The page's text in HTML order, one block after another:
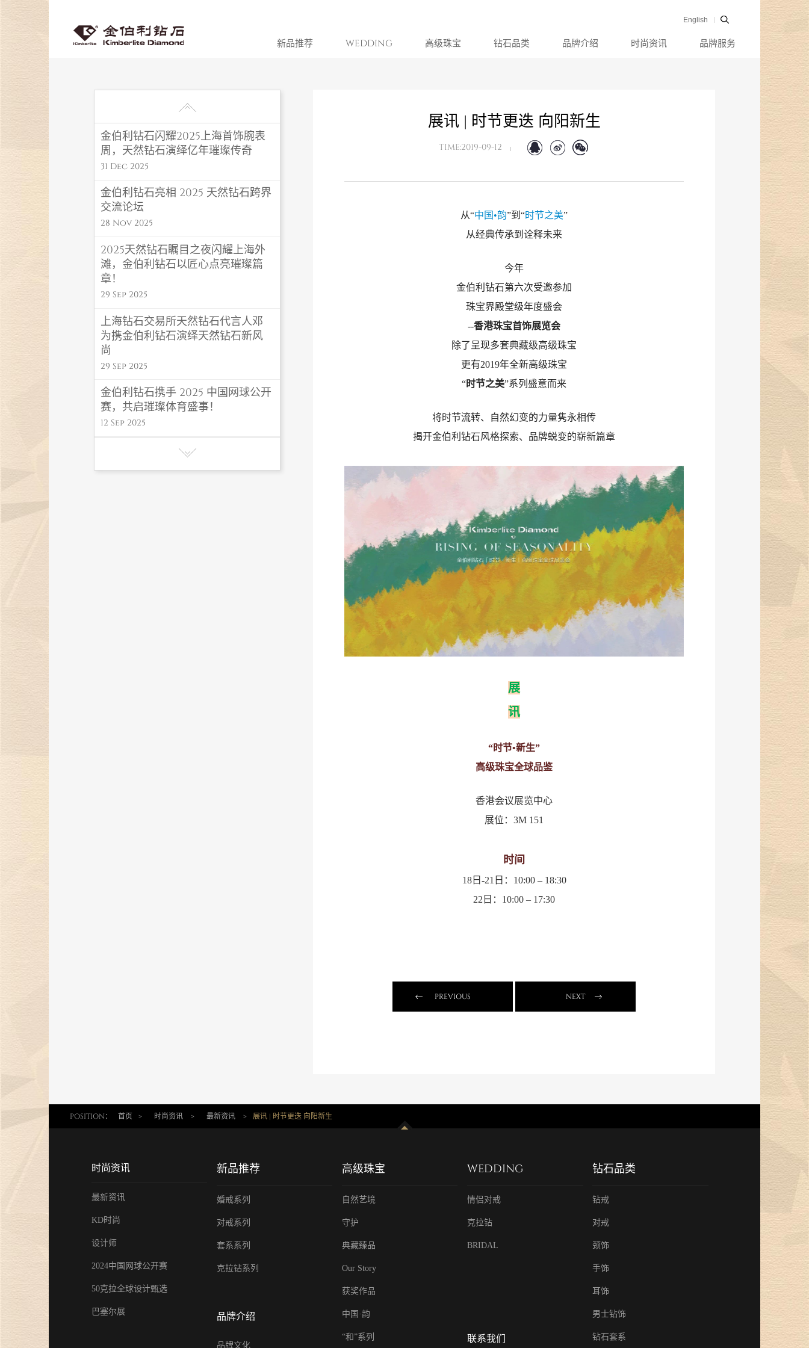
English
新品推荐 WEDDING 高级珠宝 钻石品类 品牌介绍 时尚资讯 品牌服务
金伯利钻石闪耀2025上海首饰腕表
周，天然钻石演绎亿年璀璨传奇
31 Dec 2025
金伯利钻石亮相 2025 天然钻石跨界
交流论坛
28 Nov 2025
2025天然钻石瞩目之夜闪耀上海外
滩，金伯利钻石以匠心点亮璀璨篇
章！
29 Sep 2025
上海钻石交易所天然钻石代言人邓
为携金伯利钻石演绎天然钻石新风
尚
29 Sep 2025
金伯利钻石携手 2025 中国网球公开
赛，共启璀璨体育盛事！
12 Sep 2025
金伯利钻石 “福禄” 系列闪耀高考毕
金伯利钻石：七夕浪漫季，用爱与
《金伯利岩》新书发布会在沪隆重
举行
海珠宝展
06 Jun 2024
上海展|金伯利钻石将携29周年匠心
之作闪耀上海珠宝展
展讯 | 时节更迭 向阳新生
TIME:2019-09-12
从“中国•韵”到“时节之美”
从经典传承到诠释未来
今年
金伯利钻石第六次受邀参加
珠宝界殿堂级年度盛会
--香港珠宝首饰展览会
除了呈现多套典藏级高级珠宝
更有2019年全新高级珠宝
“时节之美”系列盛意而来
将时节流转、自然幻变的力量隽永相传
揭开金伯利钻石风格探索、品牌蜕变的崭新篇章
展
讯
“时节•新生”
高级珠宝全球品鉴
香港会议展览中心
展位：3M 151
时间
18日-21日：10:00 – 18:30
22日：10:00 – 17:30
PREVIOUS NEXT
POSITION： 首页 > 时尚资讯 > 最新资讯 > 展讯 | 时节更迭 向阳新生
时尚资讯
最新资讯
KD时尚
设计师
2024中国网球公开赛
50克拉全球设计甄选
巴塞尔展
新品推荐
婚戒系列
对戒系列
套系系列
克拉钻系列
品牌介绍
品牌文化
高级珠宝
自然艺境
守护
典藏臻品
Our Story
获奖作品
中国·韵
“和”系列
WEDDING
情侣对戒
克拉钻
BRIDAL
联系我们
钻石品类
钻戒
对戒
颈饰
手饰
耳饰
男士钻饰
钻石套系